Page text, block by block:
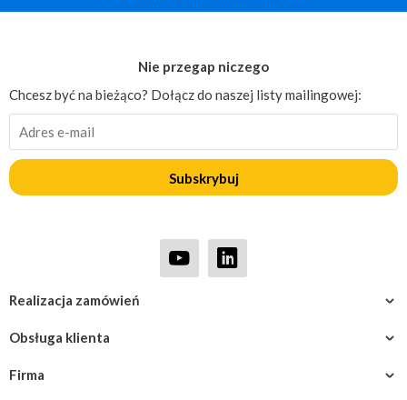
Firma
Obsługa klienta
Realizacja zamówień
Nie przegap niczego
Chcesz być na bieżąco? Dołącz do naszej listy mailingowej:
Subskrybuj